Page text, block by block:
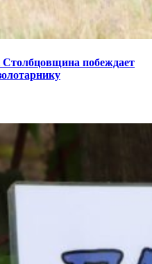
Столбцовщина побеждает